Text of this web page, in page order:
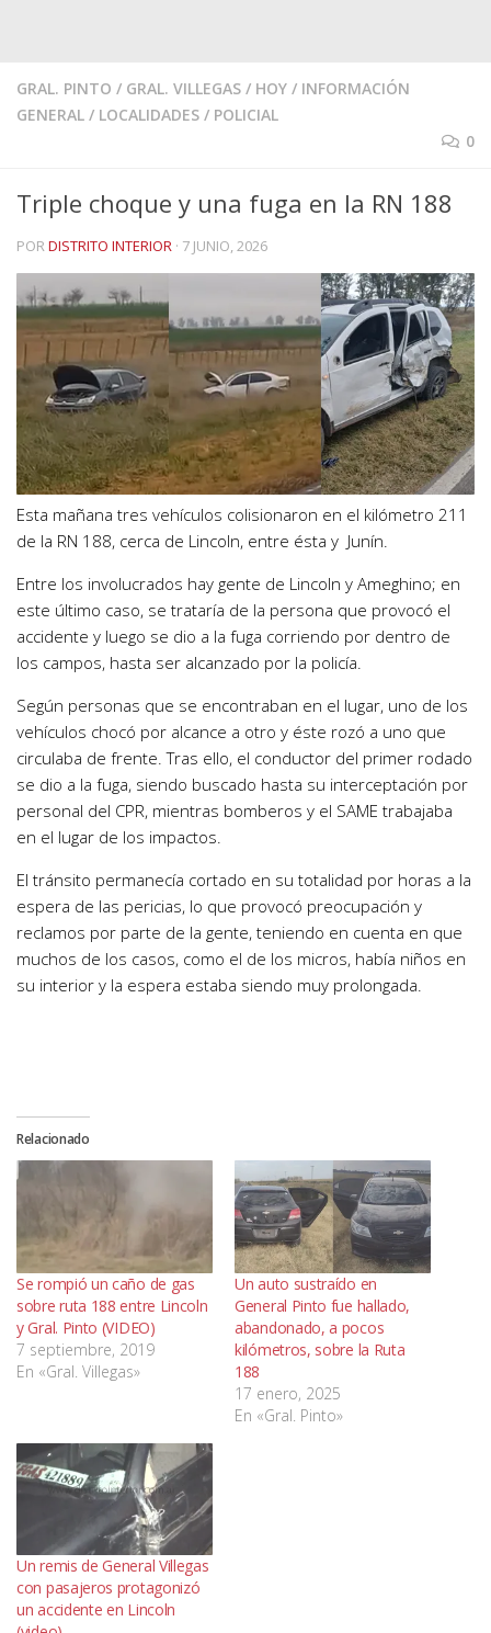
GRAL. PINTO / GRAL. VILLEGAS / HOY / INFORMACIÓN
GENERAL / LOCALIDADES / POLICIAL
0
Triple choque y una fuga en la RN 188
PORDISTRITO INTERIOR · 7 JUNIO, 2026
Esta mañana tres vehículos colisionaron en el kilómetro 211
de la RN 188, cerca de Lincoln, entre ésta y Junín.
Entre los involucrados hay gente de Lincoln y Ameghino; en
este último caso, se trataría de la persona que provocó el
accidente y luego se dio a la fuga corriendo por dentro de
los campos, hasta ser alcanzado por la policía.
Según personas que se encontraban en el lugar, uno de los
vehículos chocó por alcance a otro y éste rozó a uno que
circulaba de frente. Tras ello, el conductor del primer rodado
se dio a la fuga, siendo buscado hasta su interceptación por
personal del CPR, mientras bomberos y el SAME trabajaba
en el lugar de los impactos.
El tránsito permanecía cortado en su totalidad por horas a la
espera de las pericias, lo que provocó preocupación y
reclamos por parte de la gente, teniendo en cuenta en que
muchos de los casos, como el de los micros, había niños en
su interior y la espera estaba siendo muy prolongada.
Relacionado
Se rompió un caño de gas
sobre ruta 188 entre Lincoln
y Gral. Pinto (VIDEO)
7 septiembre, 2019
En «Gral. Villegas»
Un auto sustraído en
General Pinto fue hallado,
abandonado, a pocos
kilómetros, sobre la Ruta
188
17 enero, 2025
En «Gral. Pinto»
Un remis de General Villegas
con pasajeros protagonizó
un accidente en Lincoln